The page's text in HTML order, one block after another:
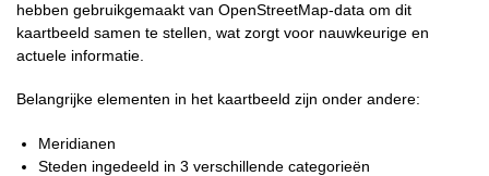
hebben gebruikgemaakt van OpenStreetMap-data om dit
kaartbeeld samen te stellen, wat zorgt voor nauwkeurige en
actuele informatie.
Belangrijke elementen in het kaartbeeld zijn onder andere:
Meridianen
Steden ingedeeld in 3 verschillende categorieën